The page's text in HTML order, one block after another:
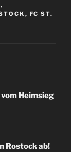
,
, FC ST.
Heimsieg
Rostock ab!